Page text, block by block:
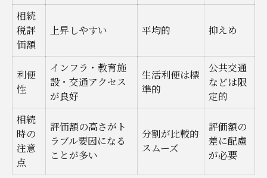
相続
税評
価額
上昇しやすい 平均的 抑えめ
利便
性
インフラ・教育施
設・交通アクセス
が良好
生活利便は標
準的
公共交通
などは限
定的
相続
時の
注意
点
評価額の高さがト
ラブル要因になる
ことが多い
分割が比較的
スムーズ
評価額の
差に配慮
が必要